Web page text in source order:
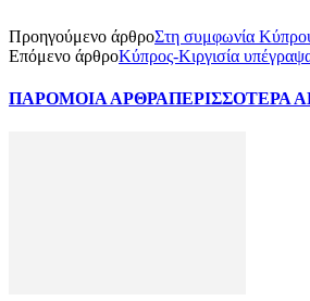
Προηγούμενο άρθροΣτη συμφωνία
Επόμενο άρθροΚύπρος-Κιργισία
ΠΑΡΟΜΟΙΑ ΑΡΘΡΑΠΕΡΙΣΣΟΤΕΡΑ